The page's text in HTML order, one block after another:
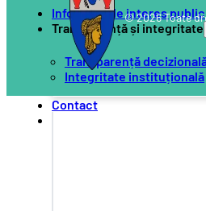
Informații de interes public
Transparență și integritate
Transparență
Integritate instituțională
Contact
© 2026 Toate